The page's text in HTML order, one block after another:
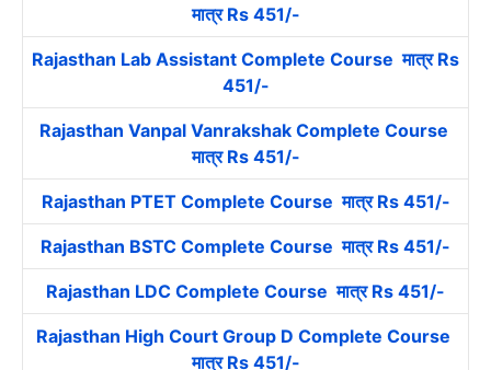
मात्र Rs 451/-
Rajasthan Lab Assistant Complete Course मात्र Rs
451/-
Rajasthan Vanpal Vanrakshak Complete Course
मात्र Rs 451/-
Rajasthan PTET Complete Course मात्र Rs 451/-
Rajasthan BSTC Complete Course मात्र Rs 451/-
Rajasthan LDC Complete Course मात्र Rs 451/-
Rajasthan High Court Group D Complete Course
मात्र Rs 451/-